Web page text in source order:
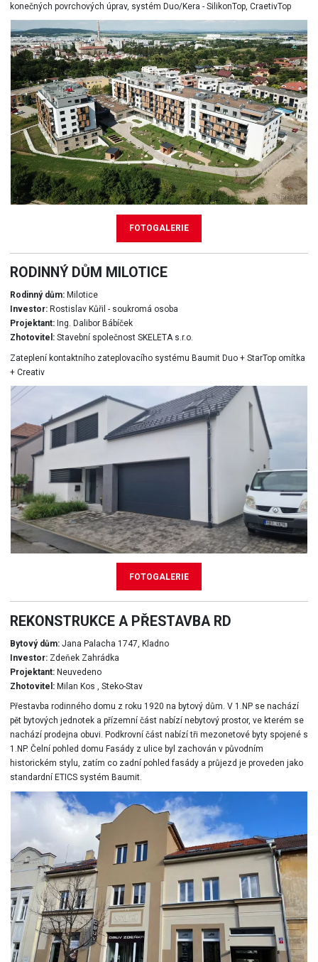
FOTOGALERIE
konečných povrchových úprav, systém Duo/Kera - SilikonTop, CraetivTop
FOTOGALERIE
RODINNÝ DŮM MILOTICE
Rodinný dům:Milotice
Investor:Rostislav Kůřil - soukromá osoba
Projektant:Ing. Dalibor Bábíček
Zhotovitel:Stavební společnost SKELETA s.r.o.
Zateplení kontaktního zateplovacího systému Baumit Duo + StarTop omítka
+ Creativ
REKONSTRUKCE A PŘESTAVBA RD
Bytový dům:Jana Palacha 1747, Kladno
Investor:Zdeňek Zahrádka
Projektant:Neuvedeno
Zhotovitel:Milan Kos , Steko-Stav
Přestavba rodinného domu z roku 1920 na bytový dům. V 1.NP se nachází
pět bytových jednotek a přízemní část nabízí nebytový prostor, ve kterém se
nachází prodejna obuvi. Podkrovní část nabízí tři mezonetové byty spojené s
1.NP. Čelní pohled domu Fasády z ulice byl zachován v původním
historickém stylu, zatím co zadní pohled fasády a průjezd je proveden jako
standardní ETICS systém Baumit.